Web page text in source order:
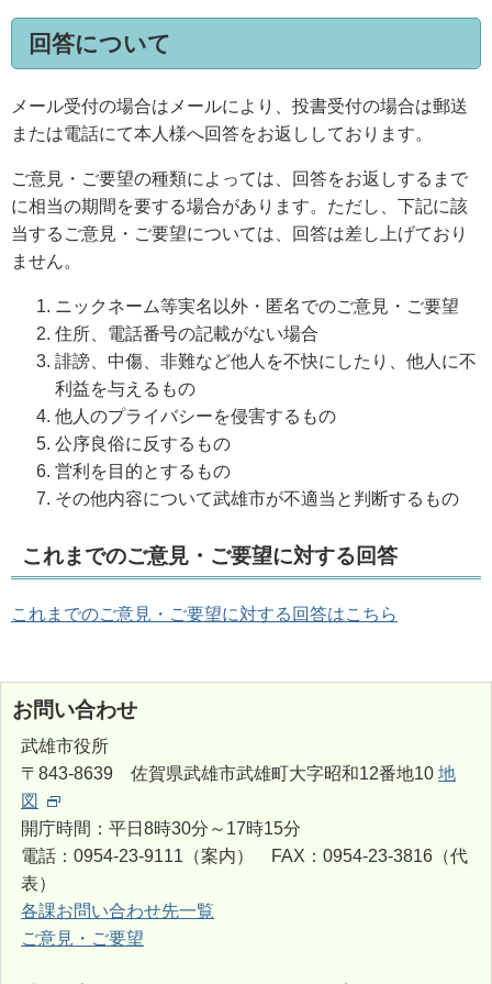
回答について
メール受付の場合はメールにより、投書受付の場合は郵送
または電話にて本人様へ回答をお返ししております。
ご意見・ご要望の種類によっては、回答をお返しするまで
に相当の期間を要する場合があります。ただし、下記に該
当するご意見・ご要望については、回答は差し上げており
ません。
ニックネーム等実名以外・匿名でのご意見・ご要望
住所、電話番号の記載がない場合
誹謗、中傷、非難など他人を不快にしたり、他人に不
利益を与えるもの
他人のプライバシーを侵害するもの
公序良俗に反するもの
営利を目的とするもの
その他内容について武雄市が不適当と判断するもの
これまでのご意見・ご要望に対する回答
これまでのご意見・ご要望に対する回答はこちら
お問い合わせ
武雄市役所
〒843-8639 佐賀県武雄市武雄町大字昭和12番地10 地
図
開庁時間：平日8時30分～17時15分
電話：0954-23-9111（案内） FAX：0954-23-3816（代
表）
各課お問い合わせ先一覧
ご意見・ご要望